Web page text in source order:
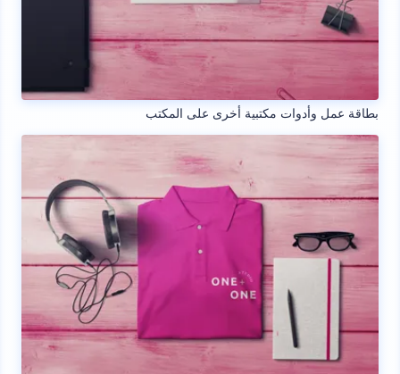
بطاقة عمل وأدوات مكتبية أخرى على المكتب